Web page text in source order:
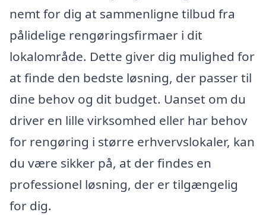
nemt for dig at sammenligne tilbud fra
pålidelige rengøringsfirmaer i dit
lokalområde. Dette giver dig mulighed for
at finde den bedste løsning, der passer til
dine behov og dit budget. Uanset om du
driver en lille virksomhed eller har behov
for rengøring i større erhvervslokaler, kan
du være sikker på, at der findes en
professionel løsning, der er tilgængelig
for dig.